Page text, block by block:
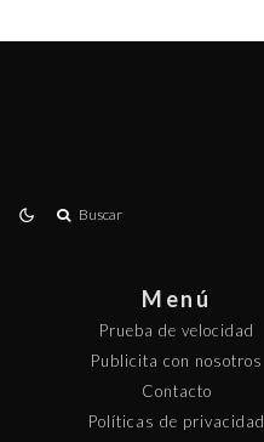
Buscar
Menú
Prueba de velocidad
Publicita con nosotros
Contacto
Políticas de privacidad